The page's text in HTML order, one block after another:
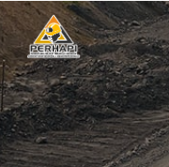
Lewati
ke
konten